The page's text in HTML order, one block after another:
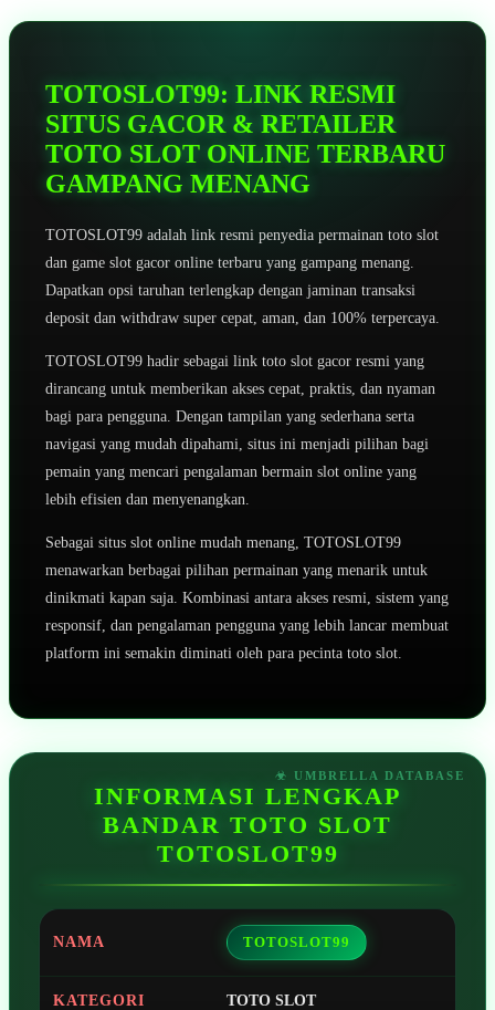
Tautan
TOTOSLOT99: LINK RESMI
SITUS GACOR & RETAILER
TOTO SLOT ONLINE TERBARU
GAMPANG MENANG
TOTOSLOT99 adalah link resmi penyedia permainan toto slot
dan game slot gacor online terbaru yang gampang menang.
Dapatkan opsi taruhan terlengkap dengan jaminan transaksi
deposit dan withdraw super cepat, aman, dan 100% terpercaya.
TOTOSLOT99 hadir sebagai link toto slot gacor resmi yang
dirancang untuk memberikan akses cepat, praktis, dan nyaman
bagi para pengguna. Dengan tampilan yang sederhana serta
navigasi yang mudah dipahami, situs ini menjadi pilihan bagi
pemain yang mencari pengalaman bermain slot online yang
lebih efisien dan menyenangkan.
Sebagai situs slot online mudah menang, TOTOSLOT99
menawarkan berbagai pilihan permainan yang menarik untuk
dinikmati kapan saja. Kombinasi antara akses resmi, sistem yang
responsif, dan pengalaman pengguna yang lebih lancar membuat
platform ini semakin diminati oleh para pecinta toto slot.
INFORMASI LENGKAP
BANDAR TOTO SLOT
TOTOSLOT99
NAMA TOTOSLOT99
KATEGORI TOTO SLOT